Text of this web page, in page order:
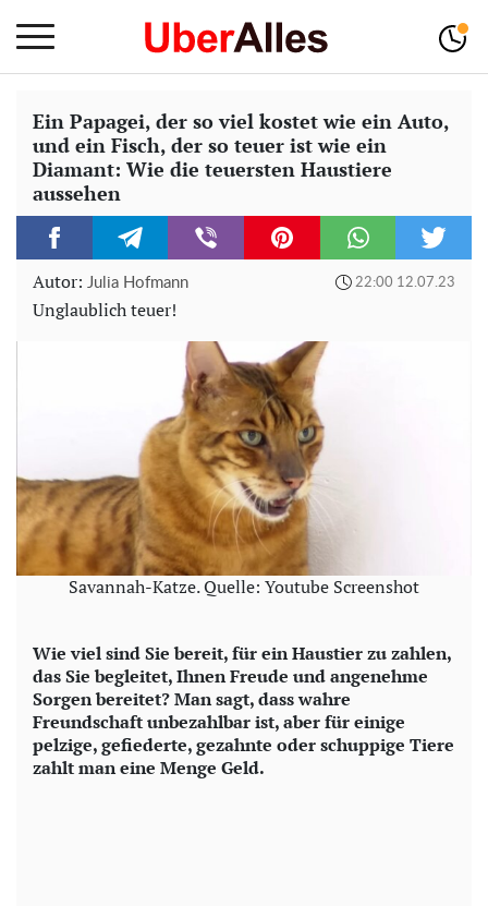
Ein Papagei, der so viel kostet wie ein Auto,
und ein Fisch, der so teuer ist wie ein
Diamant: Wie die teuersten Haustiere
aussehen
Autor: Julia Hofmann 22:00 12.07.23
Unglaublich teuer!
Savannah-Katze. Quelle: Youtube Screenshot
Wie viel sind Sie bereit, für ein Haustier zu zahlen,
das Sie begleitet, Ihnen Freude und angenehme
Sorgen bereitet? Man sagt, dass wahre
Freundschaft unbezahlbar ist, aber für einige
pelzige, gefiederte, gezahnte oder schuppige Tiere
zahlt man eine Menge Geld.